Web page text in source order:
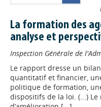
La formation des
analyse et
Inspection Générale de
Le rapport dresse un
quantitatif et financier,
politique de formation,
dispositifs de la loi. (...)